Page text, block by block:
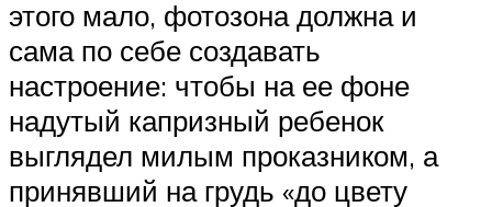
этого мало, фотозона должна и
сама по себе создавать
настроение: чтобы на ее фоне
надутый капризный ребенок
выглядел милым проказником, а
принявший на грудь «до цвету